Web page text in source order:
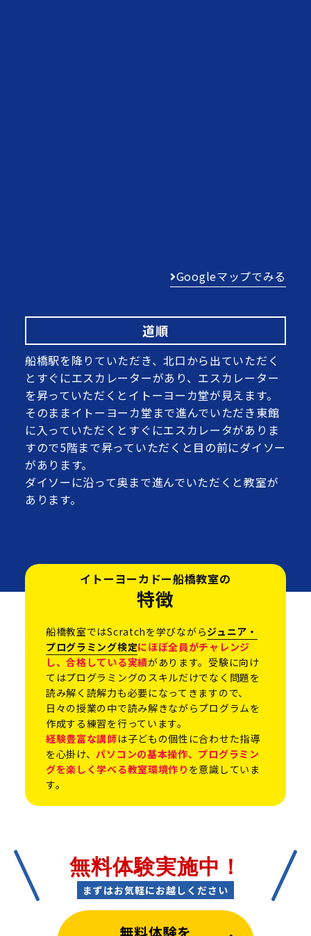
Googleマップでみる
道順
船橋駅を降りていただき、北口から出ていただく
とすぐにエスカレーターがあり、エスカレーター
を昇っていただくとイトーヨーカ堂が見えます。
そのままイトーヨーカ堂まで進んでいただき東館
に入っていただくとすぐにエスカレータがありま
すので5階まで昇っていただくと目の前にダイソー
があります。
ダイソーに沿って奥まで進んでいただくと教室が
あります。
イトーヨーカドー船橋教室の
特徴
船橋教室ではScratchを学びながらジュニア・
プログラミング検定にほぼ全員がチャレンジ
し、合格している実績があります。受験に向け
てはプログラミングのスキルだけでなく問題を
読み解く読解力も必要になってきますので、
日々の授業の中で読み解きながらプログラムを
作成する練習を行っています。
経験豊富な講師は子どもの個性に合わせた指導
を心掛け、 パソコンの基本操作、プログラミン
グを楽しく学べる教室環境作り を意識していま
す。
無料体験実施中！
まずはお気軽にお越しください
無料体験を